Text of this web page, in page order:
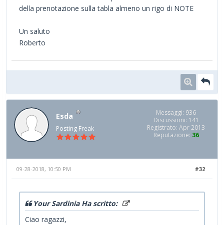
della prenotazione sulla tabla almeno un rigo di NOTE
Un saluto
Roberto
Esda
Posting Freak
Messaggi: 936
Discussioni: 141
Registrato: Apr 2013
Reputazione: 36
#32
09-28-2018, 10:50 PM
Your Sardinia Ha scritto:
Ciao ragazzi,